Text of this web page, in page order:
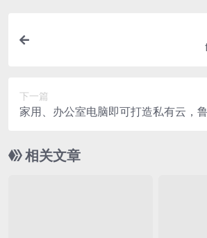
下一篇
家用、办公室电脑即可打造私有云，
相关文章